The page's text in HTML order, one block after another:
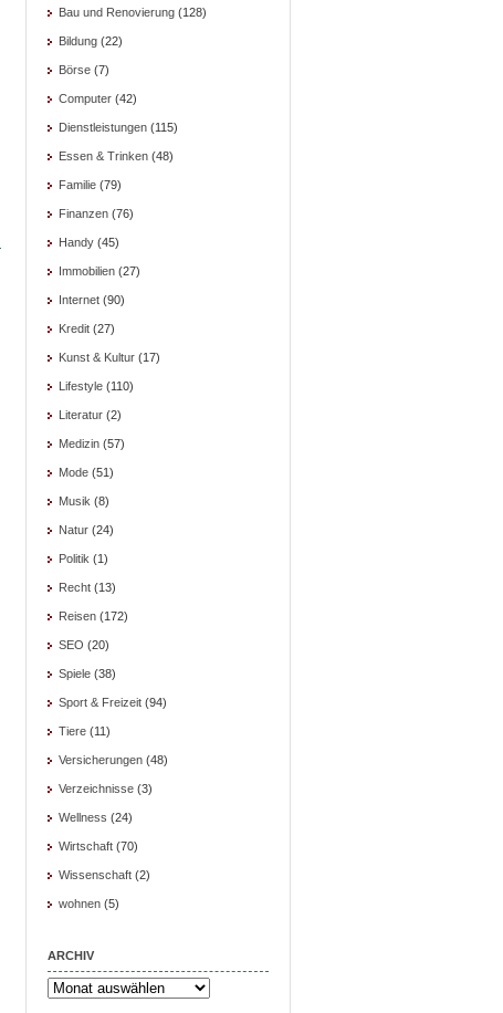
Bau und Renovierung (128)
Bildung (22)
Börse (7)
Computer (42)
Dienstleistungen (115)
Essen & Trinken (48)
Familie (79)
Finanzen (76)
Handy (45)
Immobilien (27)
Internet (90)
Kredit (27)
Kunst & Kultur (17)
Lifestyle (110)
Literatur (2)
Medizin (57)
Mode (51)
Musik (8)
Natur (24)
Politik (1)
Recht (13)
Reisen (172)
SEO (20)
Spiele (38)
Sport & Freizeit (94)
Tiere (11)
Versicherungen (48)
Verzeichnisse (3)
Wellness (24)
Wirtschaft (70)
Wissenschaft (2)
wohnen (5)
ARCHIV
Archiv